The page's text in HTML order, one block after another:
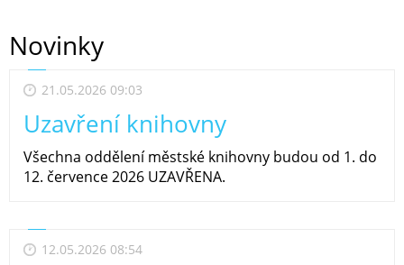
Novinky
21.05.2026 09:03
Uzavření knihovny
Všechna oddělení městské knihovny budou od 1. do
12. července 2026 UZAVŘENA.
12.05.2026 08:54